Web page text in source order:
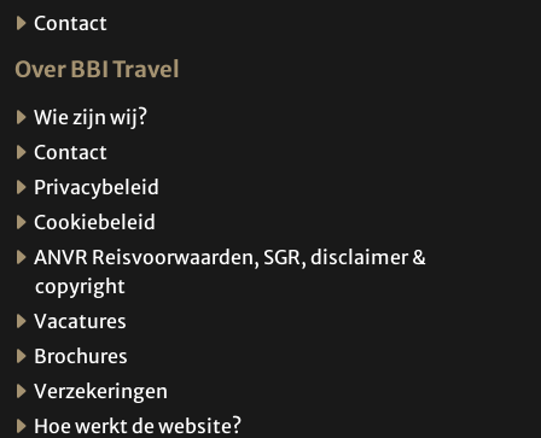
Contact
Over BBI Travel
Wie zijn wij?
Contact
Privacybeleid
Cookiebeleid
ANVR Reisvoorwaarden, SGR, disclaimer &
copyright
Vacatures
Brochures
Verzekeringen
Hoe werkt de website?